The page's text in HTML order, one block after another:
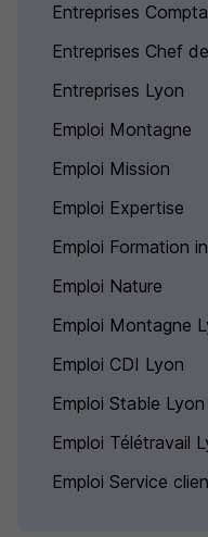
Entreprises
Entreprises Chef
Entreprises Lyon
Emploi Montagne
Emploi Mission
Emploi Expertise
Emploi Formation
Emploi Nature
Emploi Montagne
Emploi CDI Lyon
Emploi Stable Lyon
Emploi Télétravail
Emploi Service